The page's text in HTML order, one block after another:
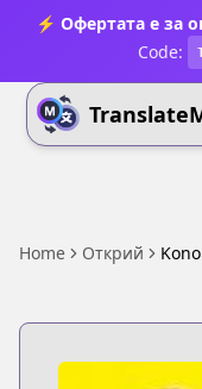
⚡ Офертата е за
Code:
Home Открий